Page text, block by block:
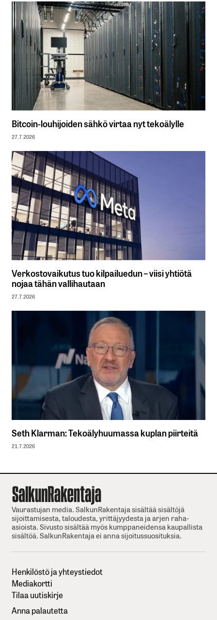
Bitcoin-louhijoiden sähkö virtaa nyt tekoälylle
27.7.2026
Verkostovaikutus tuo kilpailuedun – viisi yhtiötä
nojaa tähän vallihautaan
27.7.2026
Seth Klarman: Tekoälyhuumassa kuplan piirteitä
21.7.2026
Vaurastujan media. SalkunRakentaja sisältää sisältöjä
sijoittamisesta, taloudesta, yrittäjyydesta ja arjen raha-
asioista. Sivusto sisältää myös kumppaneidensa kaupallista
sisältöä. SalkunRakentaja ei anna sijoitussuosituksia.
Henkilöstö ja yhteystiedot
Mediakortti
Tilaa uutiskirje
Anna palautetta